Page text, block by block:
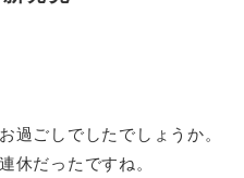
過ごしでしたでしょうか。
休だったですね。